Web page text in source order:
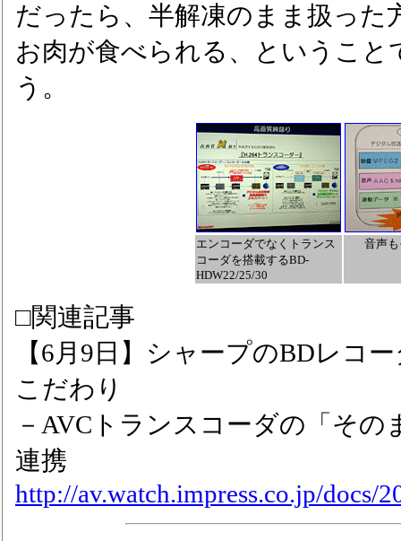
だったら、半解凍のまま扱った
お肉が食べられる、ということ
う。
エンコーダでなくトランス
コーダを搭載するBD-
HDW22/25/30
音声
□関連記事
【6月9日】シャープのBDレコ
こだわり
－AVCトランスコーダの「その
連携
http://av.watch.impress.co.jp/docs/